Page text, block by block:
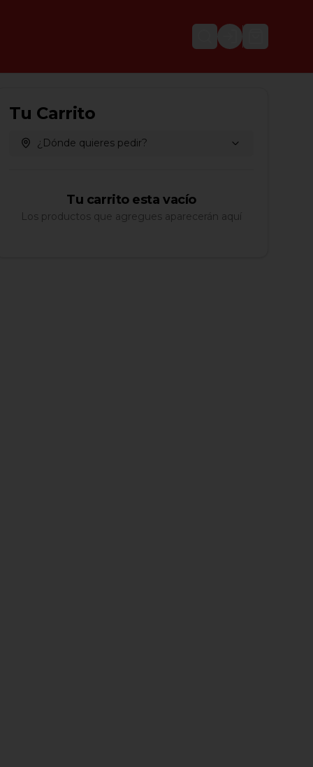
Login
Tu Carrito
¿Dónde quieres pedir?
Tu carrito esta vacío
Los productos que agregues aparecerán aquí